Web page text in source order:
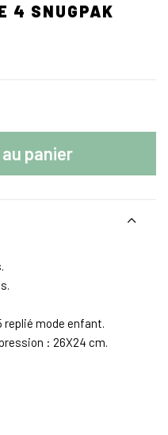
4 SNUGPAK
panier
replié mode enfant.
: 26X24 cm.